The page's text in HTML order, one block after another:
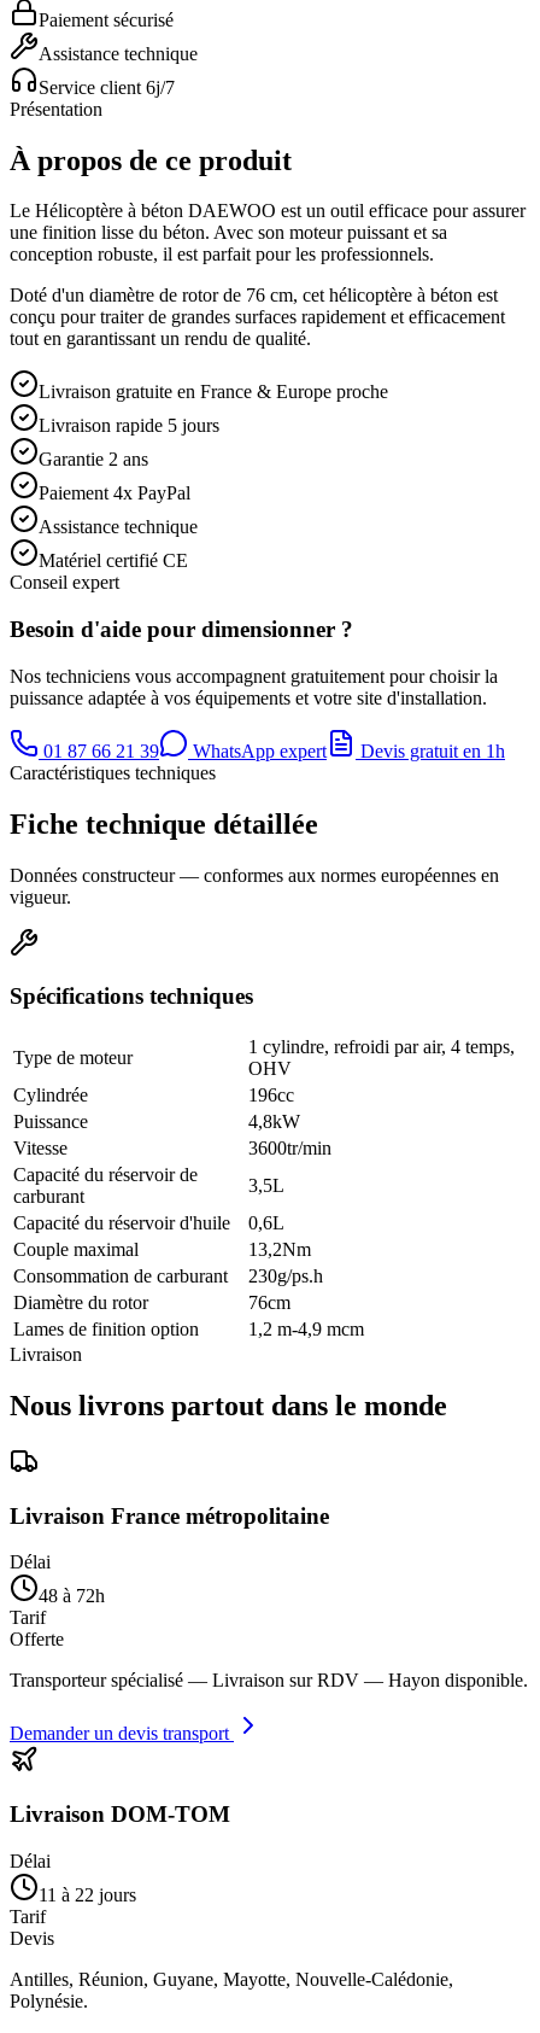
Paiement sécurisé
Assistance technique
Service client 6j/7
Présentation
À propos de ce produit
Le Hélicoptère à béton DAEWOO est un outil efficace pour assurer
une finition lisse du béton. Avec son moteur puissant et sa
conception robuste, il est parfait pour les professionnels.
Doté d'un diamètre de rotor de 76 cm, cet hélicoptère à béton est
conçu pour traiter de grandes surfaces rapidement et efficacement
tout en garantissant un rendu de qualité.
Livraison gratuite en France & Europe proche
Livraison rapide 5 jours
Garantie 2 ans
Paiement 4x PayPal
Assistance technique
Matériel certifié CE
Conseil expert
Besoin d'aide pour dimensionner ?
Nos techniciens vous accompagnent gratuitement pour choisir la
puissance adaptée à vos équipements et votre site d'installation.
01 87 66 21 39 WhatsApp expert
Devis gratuit en 1h
Caractéristiques techniques
Fiche technique détaillée
Données constructeur — conformes aux normes européennes en
vigueur.
Spécifications techniques
Type de moteur
1 cylindre, refroidi par air, 4 temps,
OHV
Cylindrée
196cc
Puissance
4,8kW
Vitesse
3600tr/min
Capacité du réservoir de
carburant
3,5L
Capacité du réservoir d'huile
0,6L
Couple maximal
13,2Nm
Consommation de carburant
230g/ps.h
Diamètre du rotor
76cm
Lames de finition option
1,2 m-4,9 mcm
Livraison
Nous livrons partout dans le monde
Livraison France métropolitaine
Délai
48 à 72h
Tarif
Offerte
Transporteur spécialisé — Livraison sur RDV — Hayon disponible.
Demander un devis transport
Livraison DOM-TOM
Délai
11 à 22 jours
Tarif
Devis
Antilles, Réunion, Guyane, Mayotte, Nouvelle-Calédonie,
Polynésie.